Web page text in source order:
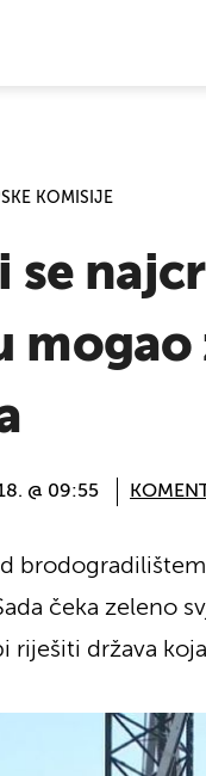
KOMISIJE
se
@ 09:55
čeka zeleno
riješiti država